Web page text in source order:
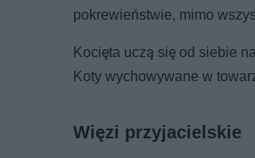
pokrewieństwie, mimo
Kocięta uczą się od siebie
Koty wychowywane w
Więzi przyjacielskie